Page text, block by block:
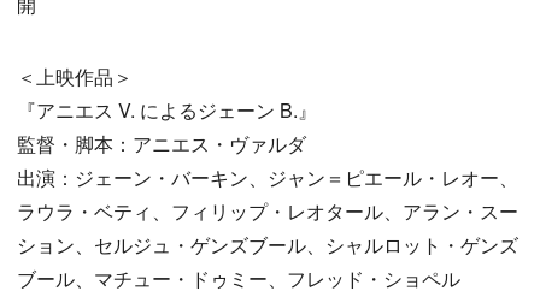
＜上映作品＞
『アニエス V. によるジェーン B.』
監督・脚本：アニエス・ヴァルダ
出演：ジェーン・バーキン、ジャン＝ピエール・レオー、
ラウラ・ベティ、フィリップ・レオタール、アラン・スー
ション、セルジュ・ゲンズブール、シャルロット・ゲンズ
ブール、マチュー・ドゥミー、フレッド・ショペル